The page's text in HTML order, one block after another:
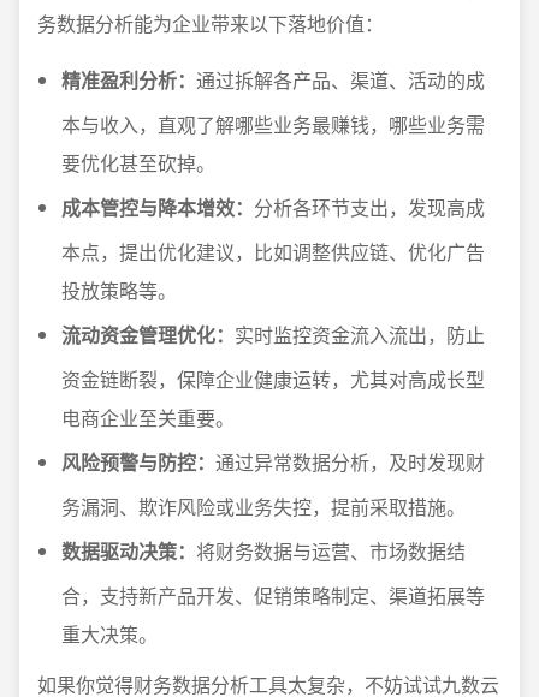
务数据分析能为企业带来以下落地价值：
精准盈利分析： 通过拆解各产品、渠道、活动的成
本与收入，直观了解哪些业务最赚钱，哪些业务需
要优化甚至砍掉。
成本管控与降本增效： 分析各环节支出，发现高成
本点，提出优化建议，比如调整供应链、优化广告
投放策略等。
流动资金管理优化： 实时监控资金流入流出，防止
资金链断裂，保障企业健康运转，尤其对高成长型
电商企业至关重要。
风险预警与防控： 通过异常数据分析，及时发现财
务漏洞、欺诈风险或业务失控，提前采取措施。
数据驱动决策： 将财务数据与运营、市场数据结
合，支持新产品开发、促销策略制定、渠道拓展等
重大决策。
如果你觉得财务数据分析工具太复杂，不妨试试九数云